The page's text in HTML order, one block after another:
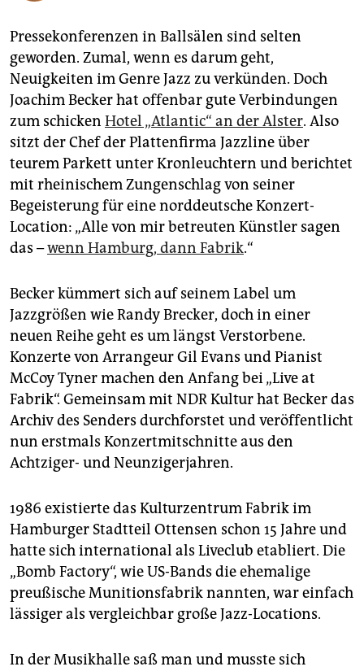
abo
genossenschaft
epaper login
Pressekonferenzen in Ballsälen sind selten
geworden. Zumal, wenn es darum geht,
Neuigkeiten im Genre Jazz zu verkünden. Doch
Joachim Becker hat offenbar gute Verbindungen
zum schicken Hotel „Atlantic“ an der Alster. Also
sitzt der Chef der Plattenfirma Jazzline über
teurem Parkett unter Kronleuchtern und berichtet
mit rheinischem Zungenschlag von seiner
Begeisterung für eine norddeutsche Konzert-
Location: „Alle von mir betreuten Künstler sagen
das –wenn Hamburg, dann Fabrik.“
Becker kümmert sich auf seinem Label um
Jazzgrößen wie Randy Brecker, doch in einer
neuen Reihe geht es um längst Verstorbene.
Konzerte von Arrangeur Gil Evans und Pianist
McCoy Tyner machen den Anfang bei „Live at
Fabrik“. Gemeinsam mit NDR Kultur hat Becker das
Archiv des Senders durchforstet und veröffentlicht
nun erstmals Konzertmitschnitte aus den
Achtziger- und Neunzigerjahren.
1986 existierte das Kulturzentrum Fabrik im
Hamburger Stadtteil Ottensen schon 15 Jahre und
hatte sich international als Liveclub etabliert. Die
„Bomb Factory“, wie US-Bands die ehemalige
preußische Munitionsfabrik nannten, war einfach
lässiger als vergleichbar große Jazz-Locations.
In der Musikhalle saß man und musste sich